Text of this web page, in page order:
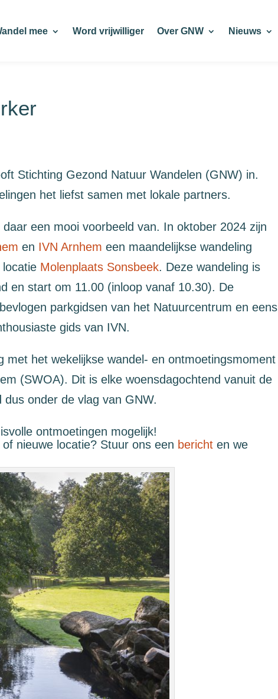
mee Word vrijwilliger Over GNW Nieuws
Stichting Gezond Natuur Wandelen (GNW) in.
het liefst samen met lokale partners.
een mooi voorbeeld van. In oktober 2024 zijn
en IVN Arnhem een maandelijkse wandeling
Molenplaats Sonsbeek. Deze wandeling is
en start om 11.00 (inloop vanaf 10.30). De
parkgidsen van het Natuurcentrum en eens
gids van IVN.
met het wekelijkse wandel- en ontmoetingsmoment
(SWOA). Dit is elke woensdagochtend vanuit de
onder de vlag van GNW.
ontmoetingen mogelijk!
nieuwe locatie? Stuur ons een bericht en we